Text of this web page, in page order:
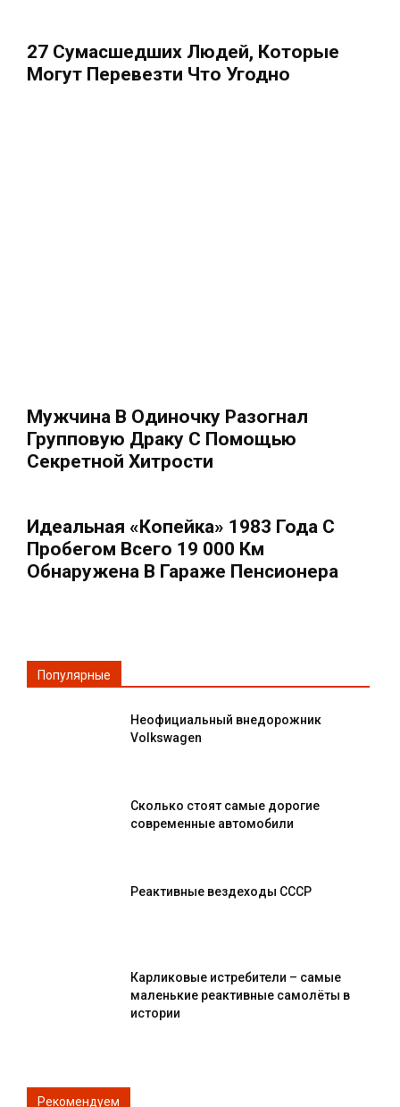
27 Сумасшедших Людей, Которые
Могут Перевезти Что Угодно
Мужчина В Одиночку Разогнал
Групповую Драку С Помощью
Секретной Хитрости
Идеальная «копейка» 1983 Года С
Пробегом Всего 19 000 Км
Обнаружена В Гараже Пенсионера
Популярные
Неофициальный внедорожник
Volkswagen
Сколько стоят самые дорогие
современные автомобили
Реактивные вездеходы СССР
Карликовые истребители – самые
маленькие реактивные самолёты в
истории
Рекомендуем